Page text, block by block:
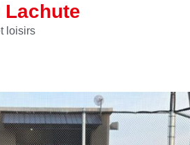
loisirs